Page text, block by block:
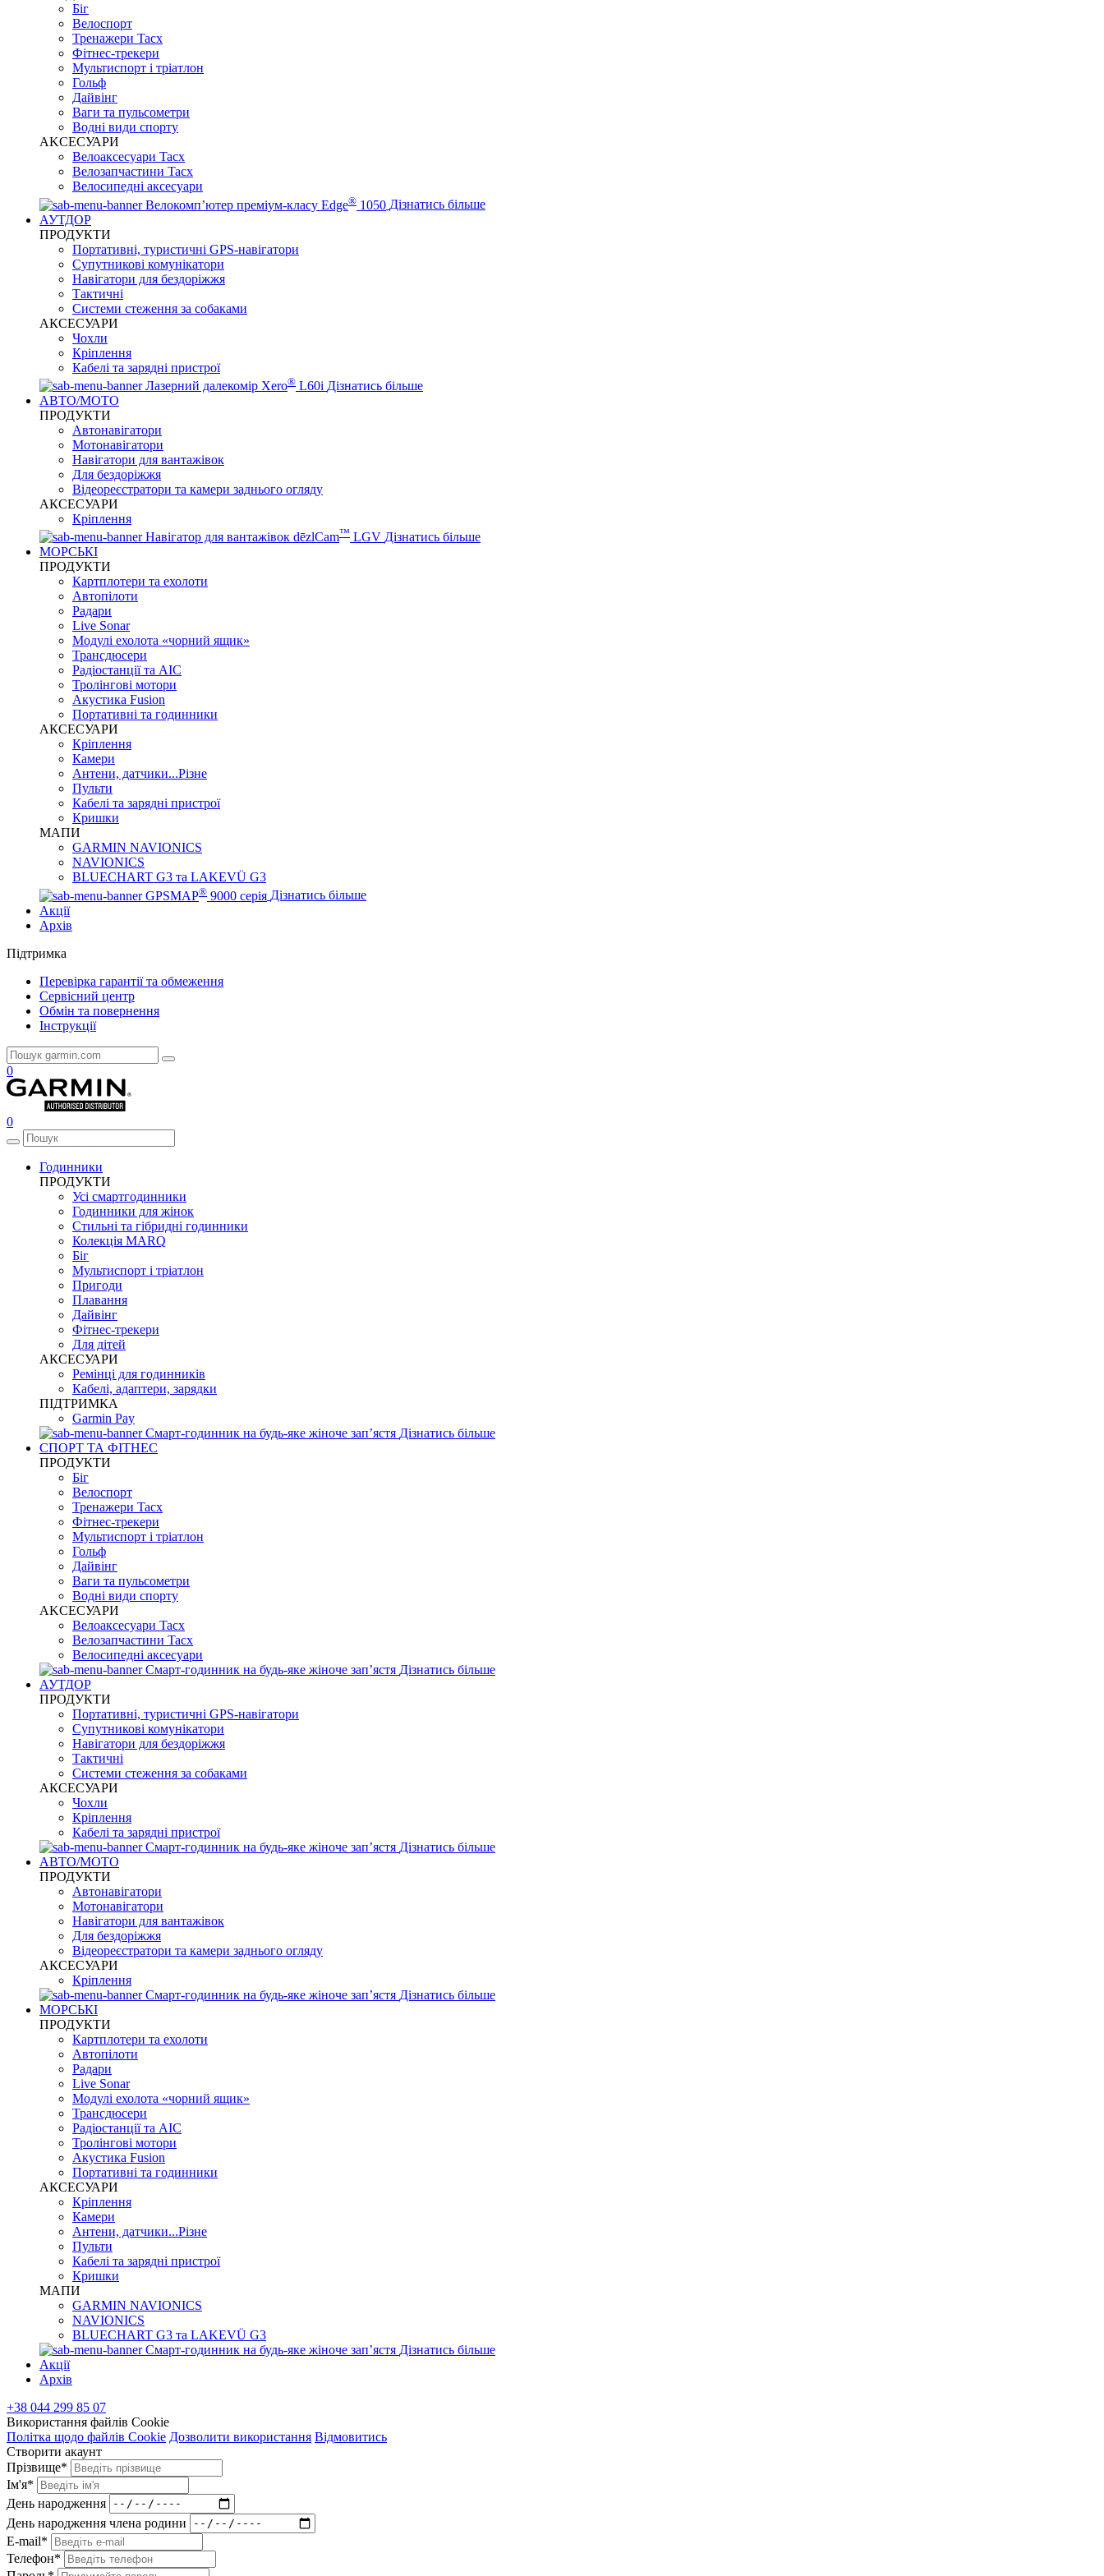
Біг
Велоспорт
Тренажери Tacx
Фітнес-трекери
Мультиспорт і тріатлон
Гольф
Дайвінг
Ваги та пульсометри
Водні види спорту
AKCЕСУАРИ
Велоаксесуари Tacx
Велозапчастини Tacx
Велосипедні аксесуари
Велокомп’ютер преміум-класу Edge® 1050 Дізнатись більше
АУТДОР
ПРОДУКТИ
Портативні, туристичні GPS-навігатори
Супутникові комунікатори
Навігатори для бездоріжжя
Тактичні
Системи стеження за собаками
АКСЕСУАРИ
Чохли
Кріплення
Кабелі та зарядні пристрої
Лазерний далекомір Xero® L60i Дізнатись більше
АВТО/МОТО
ПРОДУКТИ
Автонавігатори
Мотонавігатори
Навігатори для вантажівок
Для бездоріжжя
Відеореєстратори та камери заднього огляду
АКСЕСУАРИ
Кріплення
Навігатор для вантажівок dēzlCam™ LGV Дізнатись більше
МОРСЬКІ
ПРОДУКТИ
Картплотери та ехолоти
Автопілоти
Радари
Live Sonar
Модулі ехолота «чорний ящик»
Трансдюсери
Радіостанції та АІС
Тролінгові мотори
Акустика Fusion
Портативні та годинники
АКСЕСУАРИ
Кріплення
Камери
Антени, датчики...Різне
Пульти
Кабелі та зарядні пристрої
Кришки
МАПИ
GARMIN NAVIONICS
NAVIONICS
BLUECHART G3 та LAKEVÜ G3
GPSMAP® 9000 серія Дізнатись більше
Акції
Архів
Підтримка
Перевірка гарантії та обмеження
Сервісний центр
Обмін та повернення
Інструкції
0
0
Годинники
ПРОДУКТИ
Усі смартгодинники
Годинники для жінок
Стильні та гібридні годинники
Колекція MARQ
Біг
Мультиспорт і тріатлон
Пригоди
Плавання
Дайвінг
Фітнес-трекери
Для дітей
АКСЕСУАРИ
Ремінці для годинників
Кабелі, адаптери, зарядки
ПІДТРИМКА
Garmin Pay
Смарт-годинник на будь-яке жіноче запʼястя Дізнатись більше
СПОРТ ТА ФІТНЕС
ПРОДУКТИ
Біг
Велоспорт
Тренажери Tacx
Фітнес-трекери
Мультиспорт і тріатлон
Гольф
Дайвінг
Ваги та пульсометри
Водні види спорту
AKCЕСУАРИ
Велоаксесуари Tacx
Велозапчастини Tacx
Велосипедні аксесуари
Смарт-годинник на будь-яке жіноче запʼястя Дізнатись більше
АУТДОР
ПРОДУКТИ
Портативні, туристичні GPS-навігатори
Супутникові комунікатори
Навігатори для бездоріжжя
Тактичні
Системи стеження за собаками
АКСЕСУАРИ
Чохли
Кріплення
Кабелі та зарядні пристрої
Смарт-годинник на будь-яке жіноче запʼястя Дізнатись більше
АВТО/МОТО
ПРОДУКТИ
Автонавігатори
Мотонавігатори
Навігатори для вантажівок
Для бездоріжжя
Відеореєстратори та камери заднього огляду
АКСЕСУАРИ
Кріплення
Смарт-годинник на будь-яке жіноче запʼястя Дізнатись більше
МОРСЬКІ
ПРОДУКТИ
Картплотери та ехолоти
Автопілоти
Радари
Live Sonar
Модулі ехолота «чорний ящик»
Трансдюсери
Радіостанції та АІС
Тролінгові мотори
Акустика Fusion
Портативні та годинники
АКСЕСУАРИ
Кріплення
Камери
Антени, датчики...Різне
Пульти
Кабелі та зарядні пристрої
Кришки
МАПИ
GARMIN NAVIONICS
NAVIONICS
BLUECHART G3 та LAKEVÜ G3
Смарт-годинник на будь-яке жіноче запʼястя Дізнатись більше
Акції
Архів
+38 044 299 85 07
Використання файлів Cookie
Політка щодо файлів Cookie Дозволити використання Відмовитись
Створити акаунт
Прізвище*
Ім'я*
День народження
День народження члена родини
E-mail*
Телефон*